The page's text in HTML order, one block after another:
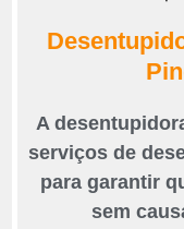
A
serviços de
para garantir
sem